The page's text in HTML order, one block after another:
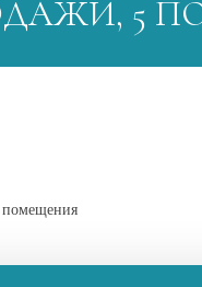
5
помещения